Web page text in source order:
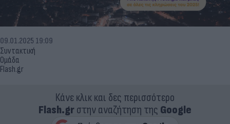
Συντακτική
Ομάδα
Flash.gr
09.01.2025 19:09
Κάνε κλικ και δες περισσότερο
Flash.grστην αναζήτηση της Google